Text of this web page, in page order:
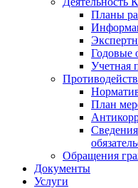
Планы
Годовые
Учетная
План
Обращения
Документы
Услуги